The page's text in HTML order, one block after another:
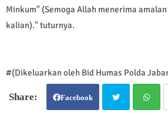
Minkum" (Semoga Allah menerima
kalian)." tuturnya.
#(Dikeluarkan oleh Bid Humas Polda
Facebook